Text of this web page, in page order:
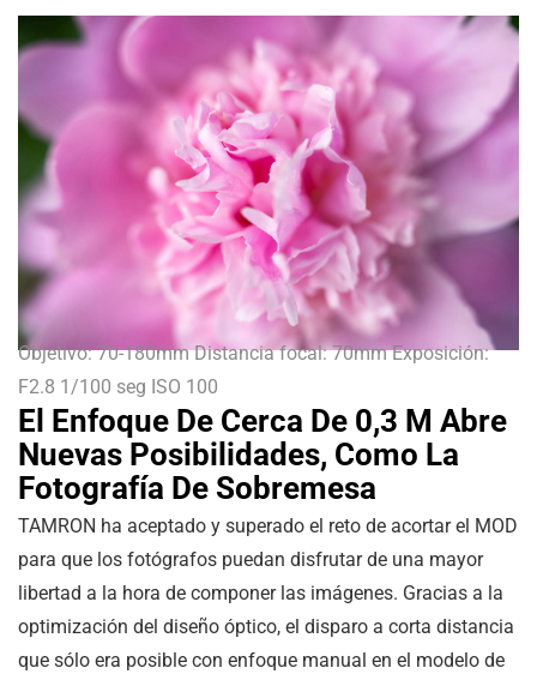
Objetivo: 70-180mm Distancia focal: 70mm Exposición:
F2.8 1/100 seg ISO 100
El Enfoque De Cerca De 0,3 M Abre
Nuevas Posibilidades, Como La
Fotografía De Sobremesa
TAMRON ha aceptado y superado el reto de acortar el MOD
para que los fotógrafos puedan disfrutar de una mayor
libertad a la hora de componer las imágenes. Gracias a la
optimización del diseño óptico, el disparo a corta distancia
que sólo era posible con enfoque manual en el modelo de